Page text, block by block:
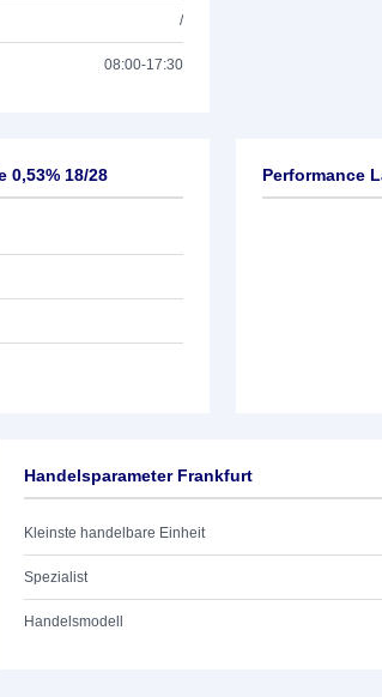
/
08:00-17:30
0,53% 18/28 Performance
Handelsparameter Frankfurt
Kleinste handelbare Einheit
Spezialist
Handelsmodell